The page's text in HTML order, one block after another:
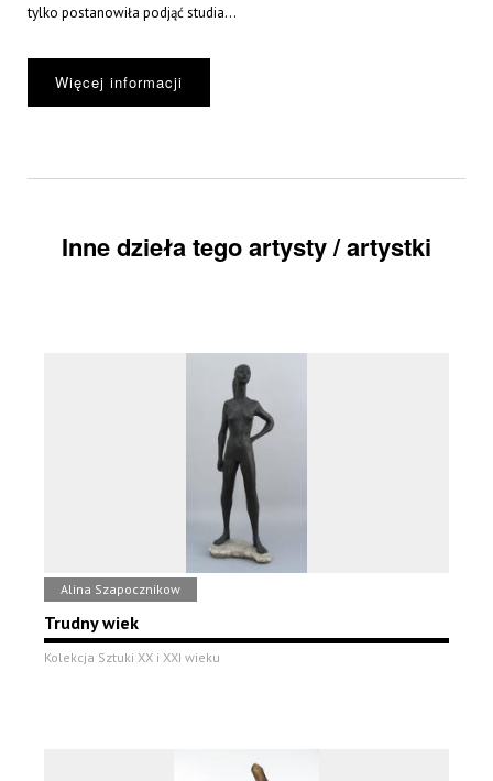
tylko postanowiła podjąć studia...
Więcej informacji
Inne dzieła tego artysty / artystki
Alina Szapocznikow
Trudny wiek
Kolekcja Sztuki XX i XXI wieku